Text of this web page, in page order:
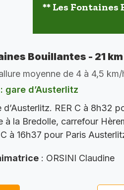
** Les Fontaines
Bouillantes - 21 km
moyenne de 4 à 4,5 km/
gare d’Austerlitz
d’Austerlitz. RER C à 8h32
à la Bredolle, carrefour
à 16h37 pour Paris
: ORSINI Claudine